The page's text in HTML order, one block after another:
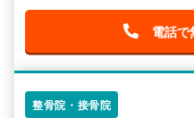
電話で
整骨院・接骨院